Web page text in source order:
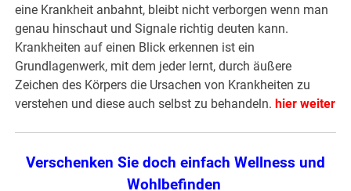
eine Krankheit anbahnt, bleibt nicht verborgen wenn man
genau hinschaut und Signale richtig deuten kann.
Krankheiten auf einen Blick erkennen ist ein
Grundlagenwerk, mit dem jeder lernt, durch äußere
Zeichen des Körpers die Ursachen von Krankheiten zu
verstehen und diese auch selbst zu behandeln. hier weiter
Verschenken Sie doch einfach Wellness und
Wohlbefinden